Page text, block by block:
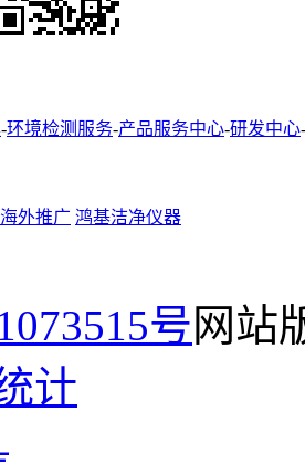
-环境检测服务-产品服务中心-研发中心-
外推广 鸿基洁净仪器
号网站
计